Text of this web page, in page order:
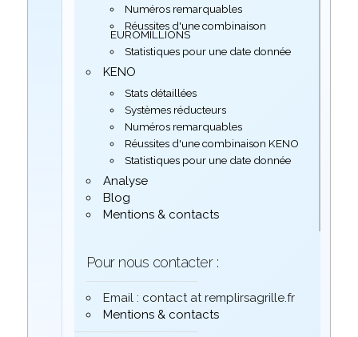
Numéros remarquables
Réussites d'une combinaison
EUROMILLIONS
Statistiques pour une date donnée
KENO
Stats détaillées
Systèmes réducteurs
Numéros remarquables
Réussites d'une combinaison KENO
Statistiques pour une date donnée
Analyse
Blog
Mentions & contacts
Pour nous contacter :
Email : contact at remplirsagrille.fr
Mentions & contacts